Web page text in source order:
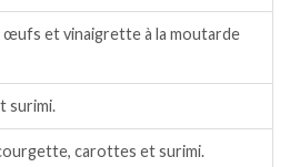
œufs et vinaigrette à la moutarde
surimi.
carottes et surimi.